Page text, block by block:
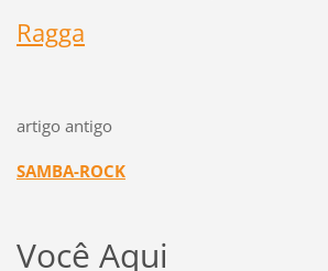
Ragga
artigo antigo
SAMBA-ROCK
Você Aqui